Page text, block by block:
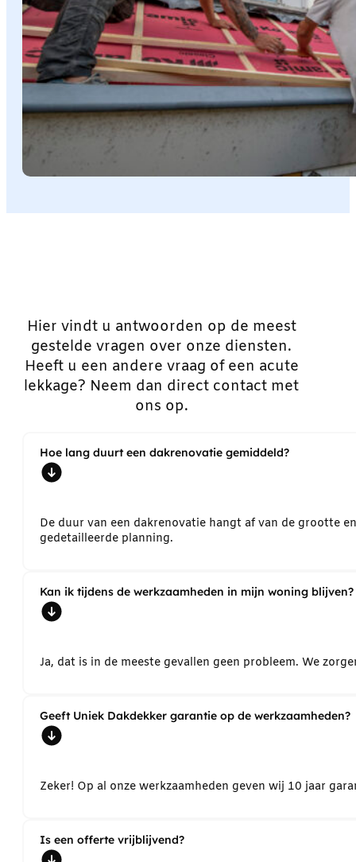
Hier vindt u antwoorden op de meest
gestelde vragen over onze diensten.
Heeft u een andere vraag of een acute
lekkage? Neem dan direct contact met
ons op.
Hoe lang duurt een dakrenovatie gemiddeld?
De duur van een dakrenovatie hangt af van de grootte
gedetailleerde planning.
Kan ik tijdens de werkzaamheden in mijn woning blijven?
Ja, dat is in de meeste gevallen geen probleem. We
Geeft Uniek Dakdekker garantie op de werkzaamheden?
Zeker! Op al onze werkzaamheden geven wij 10 jaar
Is een offerte vrijblijvend?